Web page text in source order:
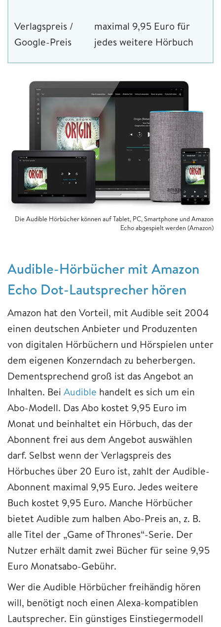
Verlagspreis /
Google-Preis
maximal 9,95 Euro für
jedes weitere Hörbuch
Die Audible Hörbücher können auf Tablet, PC, Smartphone und Amazon
Echo abgespielt werden (Amazon)
Audible-Hörbücher mit Amazon
Echo Dot-Lautsprecher hören
Amazon hat den Vorteil, mit Audible seit 2004
einen deutschen Anbieter und Produzenten
von digitalen Hörbüchern und Hörspielen unter
dem eigenen Konzerndach zu beherbergen.
Dementsprechend groß ist das Angebot an
Inhalten. Bei Audible handelt es sich um ein
Abo-Modell. Das Abo kostet 9,95 Euro im
Monat und beinhaltet ein Hörbuch, das der
Abonnent frei aus dem Angebot auswählen
darf. Selbst wenn der Verlagspreis des
Hörbuches über 20 Euro ist, zahlt der Audible-
Abonnent maximal 9,95 Euro. Jedes weitere
Buch kostet 9,95 Euro. Manche Hörbücher
bietet Audible zum halben Abo-Preis an, z. B.
alle Titel der „Game of Thrones“-Serie. Der
Nutzer erhält damit zwei Bücher für seine 9,95
Euro Monatsabo-Gebühr.
Wer die Audible Hörbücher freihändig hören
will, benötigt noch einen Alexa-kompatiblen
Lautsprecher. Ein günstiges Einstiegermodell